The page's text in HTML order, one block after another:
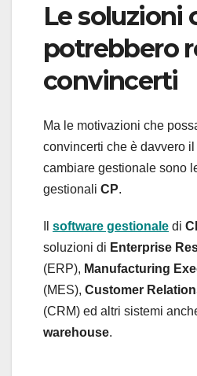
Le soluzioni
potrebbero
convincerti
Ma le motivazioni che
convincerti che è davvero
cambiare gestionale sono
gestionali CP.
software gestionale di
soluzioni di Enterprise
(ERP), Manufacturing
(MES), Customer
(CRM) ed altri sistemi
warehouse.